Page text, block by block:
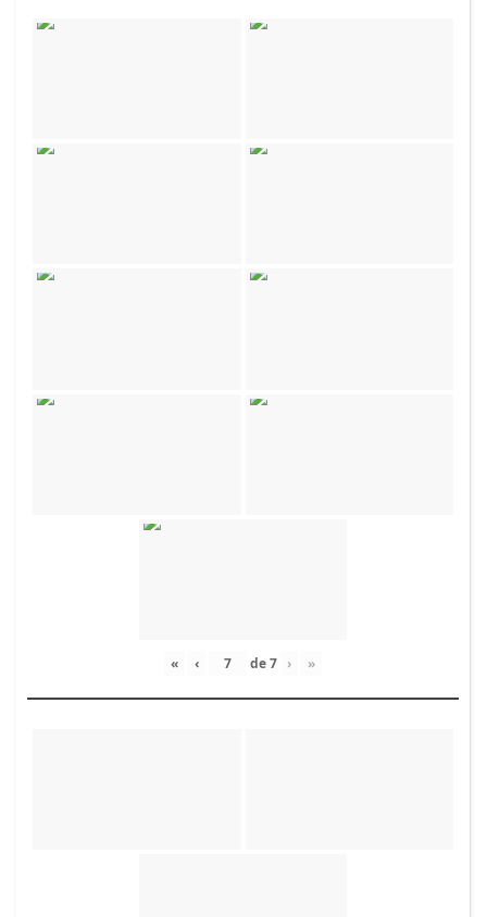
« ‹ de7 › »